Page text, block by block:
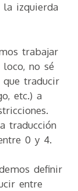
la izquierda
trabajar
no sé
traducir
etc.) a
traducción
0 y 4.
definir
entre